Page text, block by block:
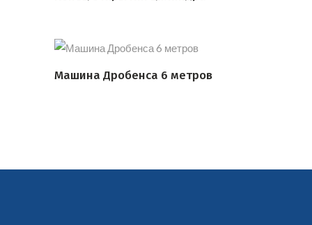
ПОДРОБНЕЕ
Машина Дробенса 6 метров